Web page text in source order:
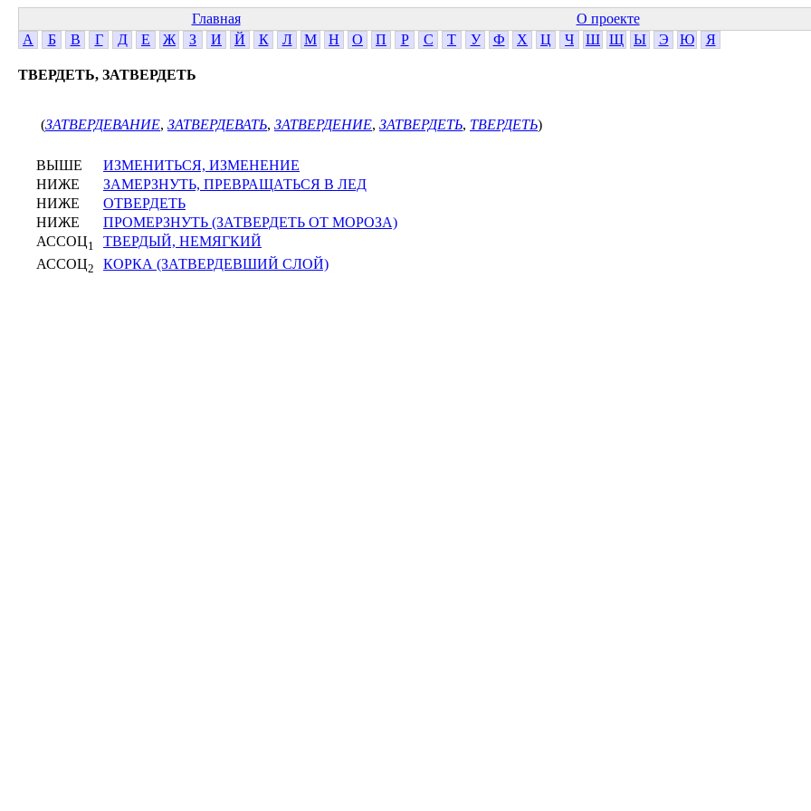
Главная О проекте
А
Б В Г Д Е Ж З И Й К Л М Н О П Р С Т У Ф Х Ц Ч Ш Щ Ы Э Ю Я
ТВЕРДЕТЬ, ЗАТВЕРДЕТЬ
(ЗАТВЕРДЕВАНИЕ, ЗАТВЕРДЕВАТЬ, ЗАТВЕРДЕНИЕ, ЗАТВЕРДЕТЬ, ТВЕРДЕТЬ)
ВЫШЕ
ИЗМЕНИТЬСЯ, ИЗМЕНЕНИЕ
НИЖЕ
ЗАМЕРЗНУТЬ, ПРЕВРАЩАТЬСЯ В ЛЕД
НИЖЕ
ОТВЕРДЕТЬ
НИЖЕ
ПРОМЕРЗНУТЬ (ЗАТВЕРДЕТЬ ОТ МОРОЗА)
АССОЦ1
ТВЕРДЫЙ, НЕМЯГКИЙ
АССОЦ2 КОРКА (ЗАТВЕРДЕВШИЙ СЛОЙ)